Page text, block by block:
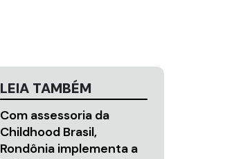
LEIA TAMBÉM
Com assessoria da
Childhood Brasil,
Rondônia implementa a